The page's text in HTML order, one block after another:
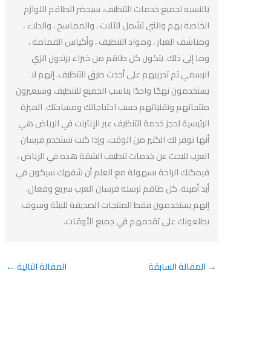
بالنسبه لجميع خدمات التنظيف، سيحضر الطاقم اللوازم
الخاصة بهم والتي تشمل الآلات ، والمماسح ، والدلاء ،
ومناشف الغبار ، ومواد التنظيف ، وأكياس القمامة ،
وما إلى ذلك. يتكون كل طاقم من خبراء يرتدون الزي
الرسمي تم تدريبهم على أحدث طرق التنظيف. إنهم لا
يستخدمون نهجًا واحدًا يناسب الجميع للتنظيف وسيغيرون
منتجاتهم وتقنياتهم حسب احتياجاتك ومساحتك. الميزة
الرئيسية لحجز خدمة التنظيف عبر الإنترنت في الرياض هي
أنها توفر لك الكثير من الوقت. وإذا كنت تستخدم فرسان
العرب للبحث عن خدمات تنظيف الشقة هذه في الرياض ،
فيمكنك الراحة بسهولة مع العلم أن شقهك سيكون في
أيد أمينة. كل طاقم ترسله فرسان العرب سريع وفعال.
إنهم يستخدمون فقط المنتجات الصديقة للبيئة وسوف
يطلعونك على تقدمهم في جميع الأوقات.
المقالة السابقة المقالة التالية←